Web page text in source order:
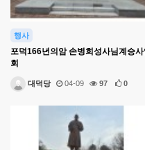
행사
포덕166년의암 손병희성사님계승사
회
대덕당 04-09 97 0